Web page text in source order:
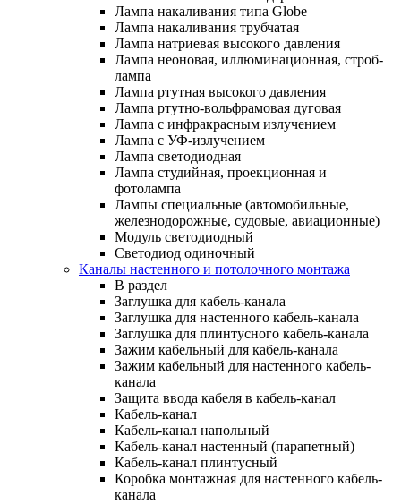
Лампа накаливания типа Globe
Лампа накаливания трубчатая
Лампа натриевая высокого давления
Лампа неоновая, иллюминационная, строб-
лампа
Лампа ртутная высокого давления
Лампа ртутно-вольфрамовая дуговая
Лампа с инфракрасным излучением
Лампа с УФ-излучением
Лампа светодиодная
Лампа студийная, проекционная и
фотолампа
Лампы специальные (автомобильные,
железнодорожные, судовые, авиационные)
Модуль светодиодный
Светодиод одиночный
Каналы настенного и потолочного монтажа
В раздел
Заглушка для кабель-канала
Заглушка для настенного кабель-канала
Заглушка для плинтусного кабель-канала
Зажим кабельный для кабель-канала
Зажим кабельный для настенного кабель-
канала
Защита ввода кабеля в кабель-канал
Кабель-канал
Кабель-канал напольный
Кабель-канал настенный (парапетный)
Кабель-канал плинтусный
Коробка монтажная для настенного кабель-
канала